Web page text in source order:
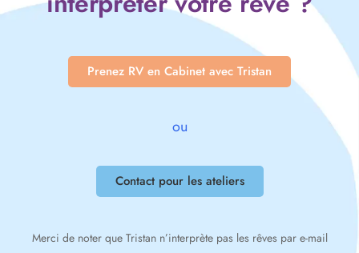
Prenez RV en Cabinet avec Tristan
ou
Contact pour les ateliers
Merci de noter que Tristan n’interprète pas les rêves par e-mail